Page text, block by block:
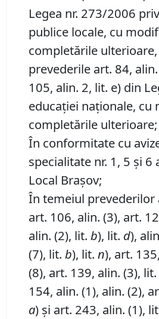
Legea nr. 273/2006
publice locale, cu
completările
prevederile art. 84,
105, alin. 2, lit. e) din
educaţiei naţionale, cu
completările ulterioare;
În conformitate cu
specialitate nr. 1, 5 și 6
Local Brașov;
În temeiul prevederilor
art. 106, alin. (3), art.
alin. (2), lit. b), lit. d),
(7), lit. b), lit. n), art.
(8), art. 139, alin. (3), lit.
154, alin. (1), alin. (2),
a) și art. 243, alin. (1),